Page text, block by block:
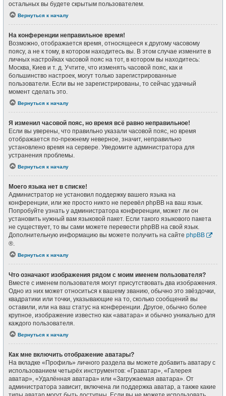
остальных вы будете скрытым пользователем.
Вернуться к началу
На конференции неправильное время!
Возможно, отображается время, относящееся к другому часовому
поясу, а не к тому, в котором находитесь вы. В этом случае измените в
личных настройках часовой пояс на тот, в котором вы находитесь:
Москва, Киев и т. д. Учтите, что изменять часовой пояс, как и
большинство настроек, могут только зарегистрированные
пользователи. Если вы не зарегистрированы, то сейчас удачный
момент сделать это.
Вернуться к началу
Я изменил часовой пояс, но время всё равно неправильное!
Если вы уверены, что правильно указали часовой пояс, но время
отображается по-прежнему неверное, значит, неправильно
установлено время на сервере. Уведомите администратора для
устранения проблемы.
Вернуться к началу
Моего языка нет в списке!
Администратор не установил поддержку вашего языка на
конференции, или же просто никто не перевёл phpBB на ваш язык.
Попробуйте узнать у администратора конференции, может ли он
установить нужный вам языковой пакет. Если такого языкового пакета
не существует, то вы сами можете перевести phpBB на свой язык.
Дополнительную информацию вы можете получить на сайте phpBB
®.
Вернуться к началу
Что означают изображения рядом с моим именем пользователя?
Вместе с именем пользователя могут присутствовать два изображения.
Одно из них может относиться к вашему званию, обычно это звёздочки,
квадратики или точки, указывающие на то, сколько сообщений вы
оставили, или на ваш статус на конференции. Другое, обычно более
крупное, изображение известно как «аватара» и обычно уникально для
каждого пользователя.
Вернуться к началу
Как мне включить отображение аватары?
На вкладке «Профиль» личного раздела вы можете добавить аватару с
использованием четырёх инструментов: «Граватар», «Галерея
аватар», «Удалённая аватара» или «Загружаемая аватара». От
администратора зависит, включена ли поддержка аватар, а также какие